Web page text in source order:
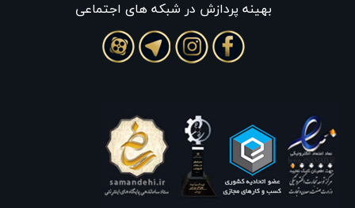
بهينه پردازش در شبکه های اجتماعی